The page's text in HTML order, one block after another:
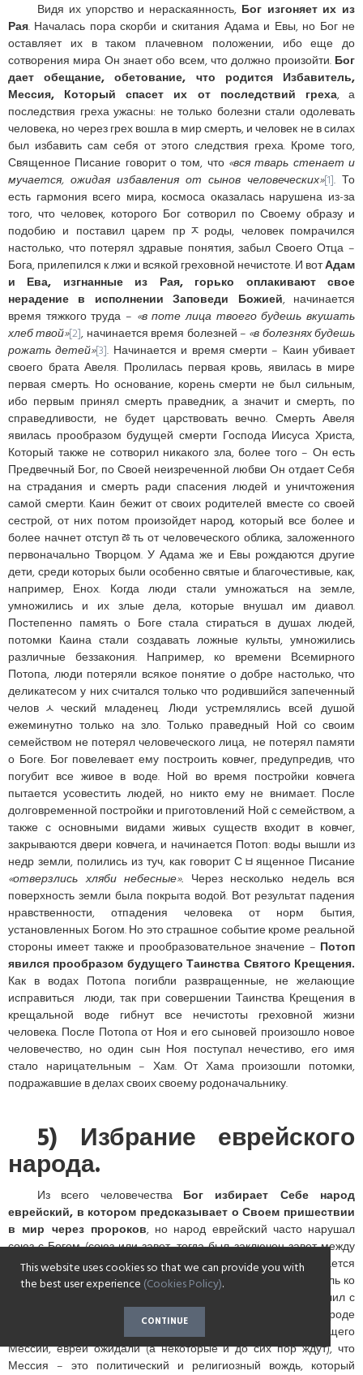
Видя их упорство и нераскаянность, Бог изгоняет их из
Рая. Началась пора скорби и скитания Адама и Евы, но Бог не
оставляет их в таком плачевном положении, ибо еще до
сотворения мира Он знает обо всем, что должно произойти. Бог
дает обещание, обетование, что родится Избавитель,
Мессия, Который спасет их от последствий греха, а
последствия греха ужасны: не только болезни стали одолевать
человека, но через грех вошла в мир смерть, и человек не в силах
был избавить сам себя от этого следствия греха. Кроме того,
Священное Писание говорит о том, что «вся тварь стенает и
мучается, ожидая избавления от сынов человеческих»[1]. То
есть гармония всего мира, космоса оказалась нарушена из-за
того, что человек, которого Бог сотворил по Своему образу и
подобию и поставил царем прﾸроды, человек помрачился
настолько, что потерял здравые понятия, забыл Своего Отца –
Бога, прилепился к лжи и всякой греховной нечистоте. И вотАдам
и Ева, изгнанные из Рая, горько оплакивают свое
нерадение в исполнении Заповеди Божией, начинается
время тяжкого труда – «в поте лица твоего будешь вкушать
хлеб твой»[2], начинается время болезней – «в болезнях будешь
рожать детей»[3]. Начинается и время смерти – Каин убивает
своего брата Авеля. Пролилась первая кровь, явилась в мире
первая смерть. Но основание, корень смерти не был сильным,
ибо первым принял смерть праведник, а значит и смерть, по
справедливости, не будет царствовать вечно. Смерть Авеля
явилась прообразом будущей смерти Господа Иисуса Христа,
Который также не сотворил никакого зла, более того – Он есть
Предвечный Бог, по Своей неизреченной любви Он отдает Себя
на страдания и смерть ради спасения людей и уничтожения
самой смерти. Каин бежит от своих родителей вместе со своей
сестрой, от них потом произойдет народ, который все более и
более начнет отступﾰть от человеческого облика, заложенного
первоначально Творцом. У Адама же и Евы рождаются другие
дети, среди которых были особенно святые и благочестивые, как,
например, Енох. Когда люди стали умножаться на земле,
умножились и их злые дела, которые внушал им диавол.
Постепенно память о Боге стала стираться в душах людей,
потомки Каина стали создавать ложные культы, умножились
различные беззакония. Например, ко времени Всемирного
Потопа, люди потеряли всякое понятие о добре настолько, что
деликатесом у них считался только что родившийся запеченный
человﾵческий младенец. Люди устремлялись всей душой
ежеминутно только на зло. Только праведный Ной со своим
семейством не потерял человеческого лица, не потерял памяти
о Боге. Бог повелевает ему построить ковчег, предупредив, что
погубит все живое в воде. Ной во время постройки ковчега
пытается усовестить людей, но никто ему не внимает. После
долговременной постройки и приготовлений Ной с семейством, а
также с основными видами живых существ входит в ковчег,
закрываются двери ковчега, и начинается Потоп: воды вышли из
недр земли, полились из туч, как говорит Сﾲященное Писание
«отверзлись хляби небесные». Через несколько недель вся
поверхность земли была покрыта водой. Вот результат падения
нравственности, отпадения человека от норм бытия,
установленных Богом. Но это страшное событие кроме реальной
стороны имеет также и прообразовательное значение – Потоп
явился прообразом будущего Таинства Святого Крещения.
Как в водах Потопа погибли развращенные, не желающие
исправиться люди, так при совершении Таинства Крещения в
крещальной воде гибнут все нечистоты греховной жизни
человека. После Потопа от Ноя и его сыновей произошло новое
человечество, но один сын Ноя поступал нечестиво, его имя
стало нарицательным – Хам. От Хама произошли потомки,
подражавшие в делах своих своему родоначальнику.
5) Избрание еврейского
народа.
Из всего человечества Бог избирает Себе народ
еврейский, в котором предсказывает о Своем пришествии
в мир через пророков, но народ еврейский часто нарушал
союз с Богом (союз или завет, тогда был заключен завет между
еврейским народом и Богом, этот завет или союз называется
Ветхим, потому что он нужен был как прообраз, детоводитель ко
Христу, а через Богочеловека Христа-Спасителя Бог заключил с
человечеством Новый Завет или Союз). В еврейском народе
постепенно стиралось правильное понимание Грядущего
Мессии, евреи ожидали (а некоторые и до сих пор ждут), что
Мессия – это политический и религиозный вождь, который
This website uses cookies so that we can provide you with
the best user experience (Cookies Policy).
CONTINUE